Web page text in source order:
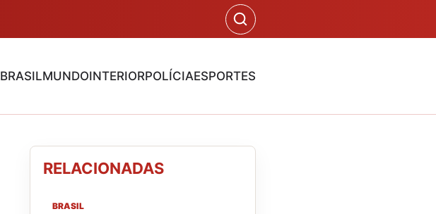
BRASILMUNDOINTERIORPOLÍCIAESPORTES
RELACIONADAS
BRASIL